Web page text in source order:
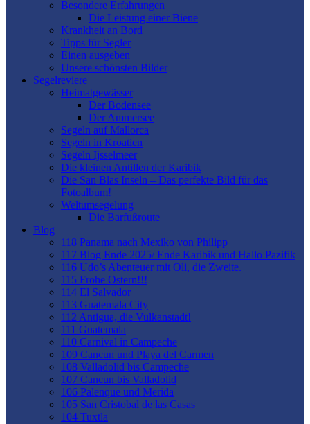
Besondere Erfahrungen
Die Leistung einer Biene
Krankheit an Bord
Tipps für Segler
Einen ausgeben
Unsere schönsten Bilder
Segelreviere
Heimatgewässer
Der Bodensee
Der Ammersee
Segeln auf Mallorca
Segeln in Kroatien
Segeln Ijsselmeer
Die kleinen Antillen der Karibik
Die San Blas Inseln – Das perfekte Bild für das
Fotoalbum!
Weltumsegelung
Die Barfußroute
Blog
118 Panama nach Mexiko von Philipp
117 Blog Ende 2025/ Ende Karibik und Hallo Pazifik
116 Udo’s Abenteuer mit Oli, die Zweite.
115 Frohe Ostern!!!
114 El Salvador
113 Guatemala City
112 Antigua, die Vulkanstadt!
111 Guatemala
110 Carnival in Campeche
109 Cancun und Playa del Carmen
108 Valladolid bis Campeche
107 Cancun bis Valladolid
106 Palenque und Merida
105 San Cristobal de las Casas
104 Tuxtla